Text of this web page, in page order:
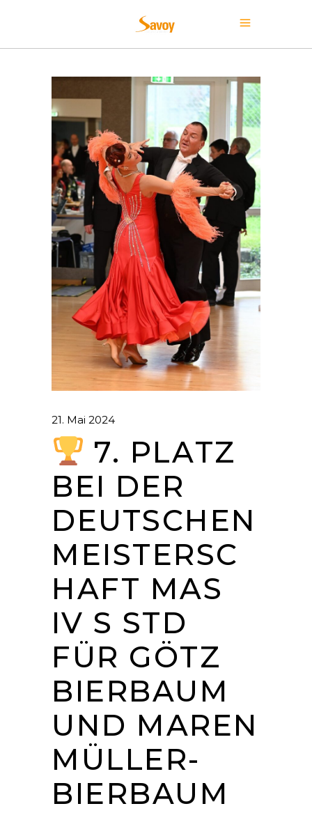
21. Mai 2024
7. PLATZ
BEI DER
DEUTSCHEN
MEISTERSC
HAFT MAS
IV S STD
FÜR GÖTZ
BIERBAUM
UND MAREN
MÜLLER-
BIERBAUM